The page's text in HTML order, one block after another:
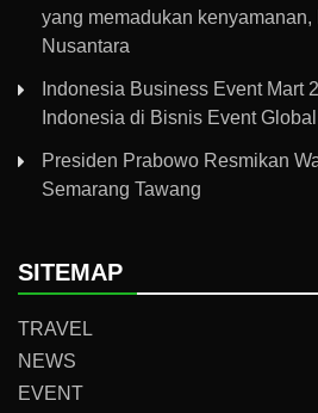
yang memadukan
Nusantara
Indonesia Business Event Mart
Indonesia di Bisnis Event Global
Presiden Prabowo Resmikan
Semarang Tawang
SITEMAP
TRAVEL
NEWS
EVENT